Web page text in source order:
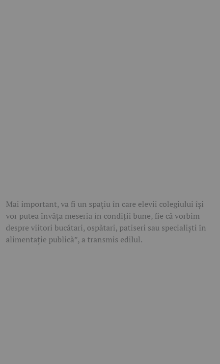
Mai important, va fi un spațiu în care elevii colegiului își
vor putea învăța meseria în condiții bune, fie că vorbim
despre viitori bucătari, ospătari, patiseri sau specialiști în
alimentație publică”, a transmis edilul.